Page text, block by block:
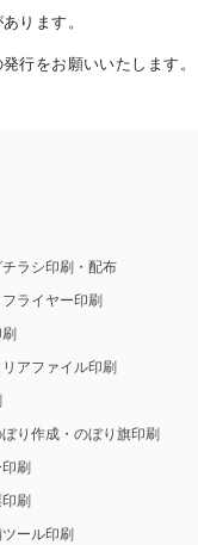
ります。
行をお願いいたします。
ラシ印刷・配布
ライヤー印刷
アファイル印刷
り作成・のぼり旗印刷
刷
刷
ール印刷